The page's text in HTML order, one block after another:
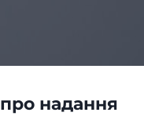
про надання